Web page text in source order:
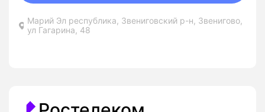
Марий Эл республика, Звениговский р-н, Звенигово,
ул Гагарина, 48